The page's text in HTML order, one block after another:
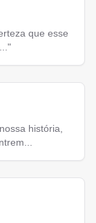
que esse
história,